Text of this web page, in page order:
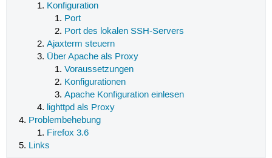
Konfiguration
Port
Port des lokalen SSH-Servers
Ajaxterm steuern
Über Apache als Proxy
Voraussetzungen
Konfigurationen
Apache Konfiguration einlesen
lighttpd als Proxy
Problembehebung
Firefox 3.6
Links